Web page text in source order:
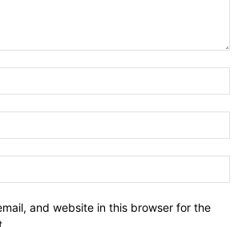
and website in this browser for the